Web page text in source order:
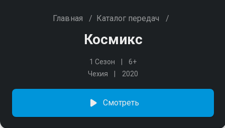
Главная / Каталог передач /
Космикс
1 Сезон
6+
Чехия
2020
Смотреть